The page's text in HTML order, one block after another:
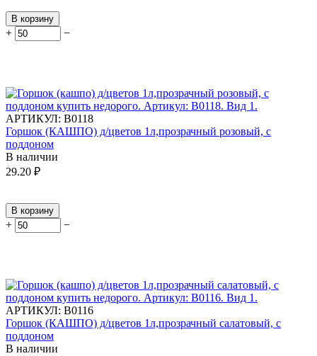
В корзину
+ −
АРТИКУЛ: В0118
Горшок (КАШПО) д/цветов 1л,прозрачный розовый, с
поддоном
В наличии
29.20 ₽
В корзину
+ −
АРТИКУЛ: В0116
Горшок (КАШПО) д/цветов 1л,прозрачный салатовый, с
поддоном
В наличии